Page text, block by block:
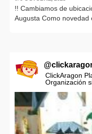
!! Cambiamos de
Augusta Como novedad
@
ClickAragon
Organización